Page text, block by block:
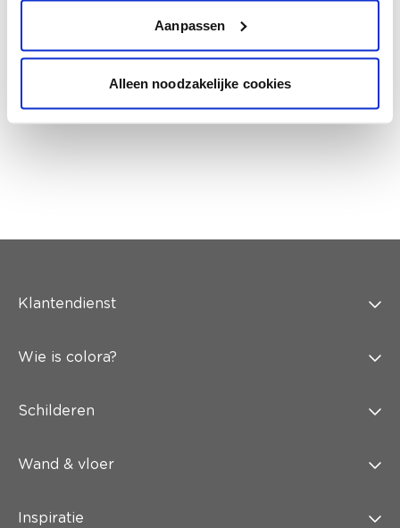
Aanpassen
Alleen noodzakelijke cookies
Krijg kleuradvies op basis van de lichtinval
en je meubels.
Krijg ineens een technologische check-up
Klantendienst
Wie is colora?
Schilderen
Wand & vloer
Inspiratie